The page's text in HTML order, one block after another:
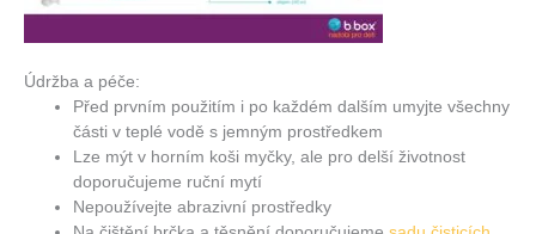
Údržba a péče:
Před prvním použitím i po každém dalším umyjte všechny
části v teplé vodě s jemným prostředkem
Lze mýt v horním koši myčky, ale pro delší životnost
doporučujeme ruční mytí
Nepoužívejte abrazivní prostředky